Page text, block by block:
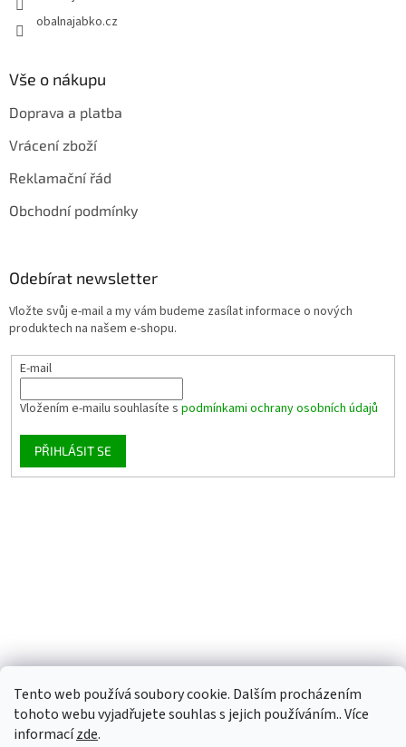
Tento web používá soubory cookie. Dalším procházením
tohoto webu vyjadřujete souhlas s jejich používáním.. Více
informacízde.
obalnajabko.cz
Vše o nákupu
Doprava a platba
Vrácení zboží
Reklamační řád
Obchodní podmínky
Odebírat newsletter
Vložte svůj e-mail a my vám budeme zasílat informace o nových
produktech na našem e-shopu.
E-mail
Vložením e-mailu souhlasíte s podmínkami ochrany osobních údajů
PŘIHLÁSIT SE